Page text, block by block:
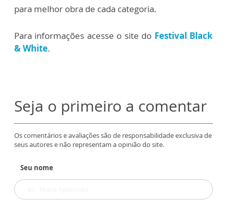
para melhor obra de cada categoria.
Para informações acesse o site do Festival Black
& White.
Seja o primeiro a comentar
Os comentários e avaliações são de responsabilidade exclusiva de
seus autores e não representam a opinião do site.
Seu nome